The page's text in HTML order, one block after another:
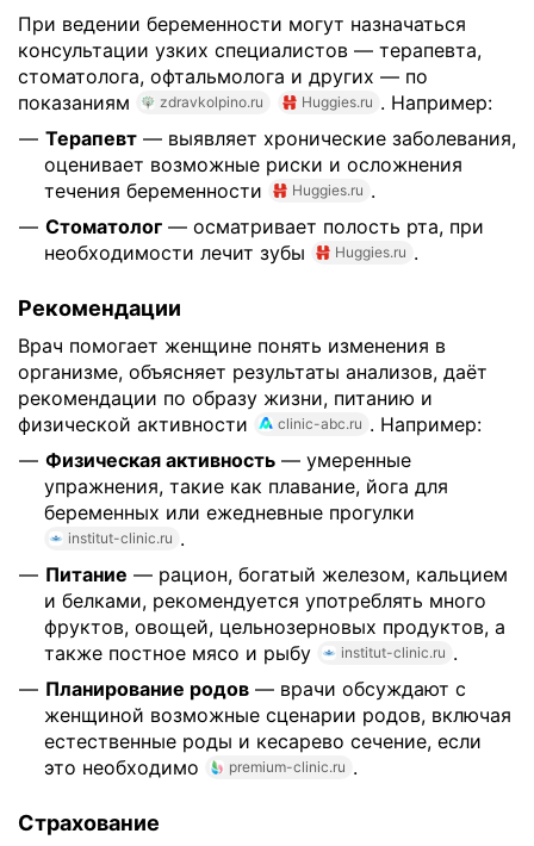
При ведении беременности могут назначаться
консультации узких специалистов — терапевта,
стоматолога, офтальмолога и других — по
показаниям
zdravkolpino.ru Huggies.ru . Например:
Терапевт — выявляет хронические заболевания,
оценивает возможные риски и осложнения
течения беременности
Huggies.ru .
Стоматолог — осматривает полость рта, при
необходимости лечит зубы
Huggies.ru .
Рекомендации
Врач помогает женщине понять изменения в
организме, объясняет результаты анализов, даёт
рекомендации по образу жизни, питанию и
физической активности
clinic-abc.ru . Например:
Физическая активность — умеренные
упражнения, такие как плавание, йога для
беременных или ежедневные прогулки
institut-clinic.ru .
Питание — рацион, богатый железом, кальцием
и белками, рекомендуется употреблять много
фруктов, овощей, цельнозерновых продуктов, а
также постное мясо и рыбу
institut-clinic.ru .
Планирование родов — врачи обсуждают с
женщиной возможные сценарии родов, включая
естественные роды и кесарево сечение, если
это необходимо
premium-clinic.ru .
Страхование